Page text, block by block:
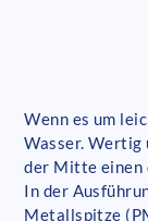
Wenn es um
Wasser. Wertig
der Mitte einen
In der
Metallspitze